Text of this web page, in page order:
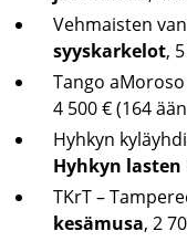
Veh­mais­ten
syys­kar­ke­lot,
Tango
4 500 € (164
Hyh­kyn
Hyh­kyn
TKrT –
ke­sä­musa, 2